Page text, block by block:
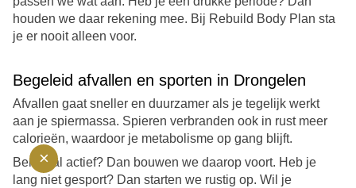
houden we daar rekening mee. Bij Rebuild Body Plan sta
je er nooit alleen voor.
Begeleid afvallen en sporten in Drongelen
Afvallen gaat sneller en duurzamer als je tegelijk werkt
aan je spiermassa. Spieren verbranden ook in rust meer
calorieën, waardoor je metabolisme op gang blijft.
Ben je al actief? Dan bouwen we daarop voort. Heb je
lang niet gesport? Dan starten we rustig op. Wil je
×